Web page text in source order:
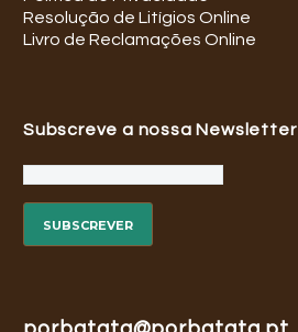
Resolução de Litígios Online
Livro de Reclamações Online
Subscreve a nossa Newsletter